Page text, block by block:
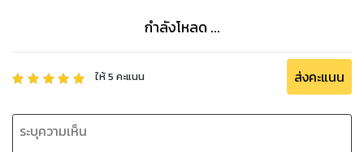
กำลังโหลด ...
ให้5 คะแนน ส่งคะแนน